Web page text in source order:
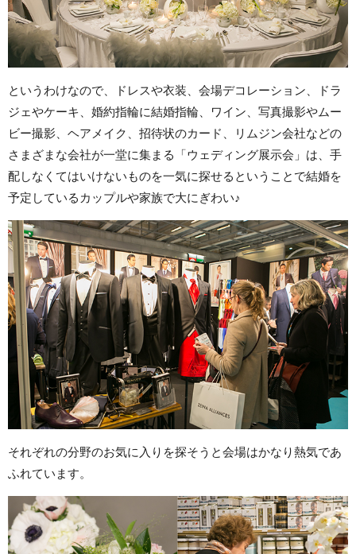
というわけなので、ドレスや衣装、会場デコレーション、ドラ
ジェやケーキ、婚約指輪に結婚指輪、ワイン、写真撮影やムー
ビー撮影、ヘアメイク、招待状のカード、リムジン会社などの
さまざまな会社が一堂に集まる「ウェディング展示会」は、手
配しなくてはいけないものを一気に探せるということで結婚を
予定しているカップルや家族で大にぎわい♪
それぞれの分野のお気に入りを探そうと会場はかなり熱気であ
ふれています。